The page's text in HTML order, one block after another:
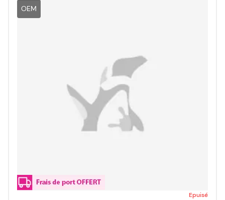
OEM
Epuisé